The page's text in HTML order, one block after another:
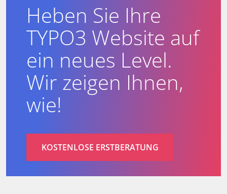
Heben Sie Ihre
TYPO3 Website auf
ein neues Level.
Wir zeigen Ihnen,
wie!
KOSTENLOSE ERSTBERATUNG